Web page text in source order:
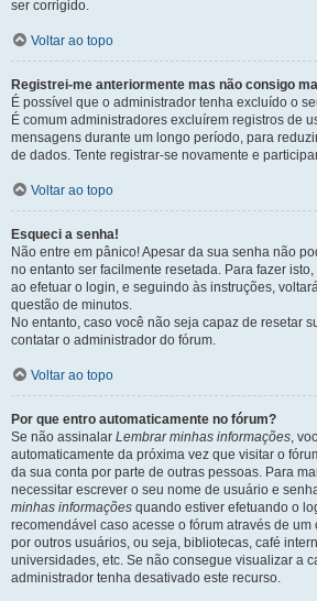
ser corrigido.
Voltar ao topo
Registrei-me anteriormente mas não consigo
É possível que o administrador tenha excluído o
É comum administradores excluírem registros de
mensagens durante um longo período, para
de dados. Tente registrar-se novamente e
Voltar ao topo
Esqueci a senha!
Não entre em pânico! Apesar da sua senha não
no entanto ser facilmente resetada. Para fazer
ao efetuar o login, e seguindo às instruções,
questão de minutos.
No entanto, caso você não seja capaz de resetar
contatar o administrador do fórum.
Voltar ao topo
Por que entro automaticamente no fórum?
Se não assinalar Lembrar minhas informações,
automaticamente da próxima vez que visitar o
da sua conta por parte de outras pessoas. Para
necessitar escrever o seu nome de usuário e
minhas informações quando estiver efetuando o
recomendável caso acesse o fórum através de
por outros usuários, ou seja, bibliotecas, café
universidades, etc. Se não consegue visualizar a
administrador tenha desativado este recurso.